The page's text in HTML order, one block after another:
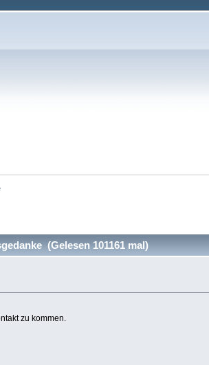
(Gelesen 101161 mal)
zu kommen.